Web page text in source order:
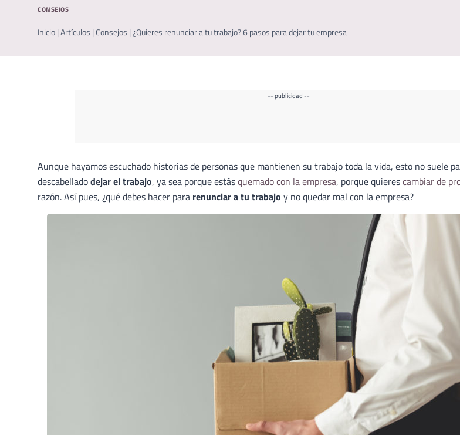
CONSEJOS
Inicio | Artículos | Consejos | ¿Quieres renunciar a tu trabajo? 6 pasos para dejar tu empresa
-- publicidad --
Aunque hayamos escuchado historias de personas que mantienen su trabajo toda la vida, esto no suele
descabelladodejar el trabajo, ya sea porque estásquemado con la empresa, porque quierescambiar de
razón. Así pues, ¿qué debes hacer para renunciar a tu trabajo y no quedar mal con la empresa?